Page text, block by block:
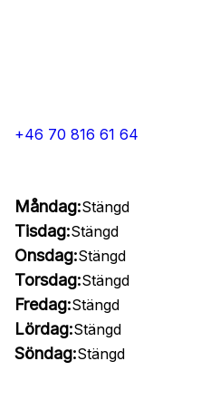
+46 70 816 61 64
Måndag:Stängd
Tisdag:Stängd
Onsdag:Stängd
Torsdag:Stängd
Fredag:Stängd
Lördag:Stängd
Söndag:Stängd